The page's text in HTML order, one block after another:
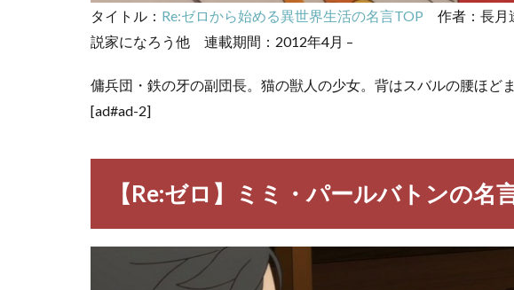
人
一
タイトル： Re:ゼロから始める異世界生活の名言TOP 作者：長月
説家になろう他 連載期間：2012年4月 –
傭兵団・鉄の牙の副団長。猫の獣人の少女。背はスバルの腰ほど
[ad#ad-2]
【Re:ゼロ】ミミ・パールバトンの名